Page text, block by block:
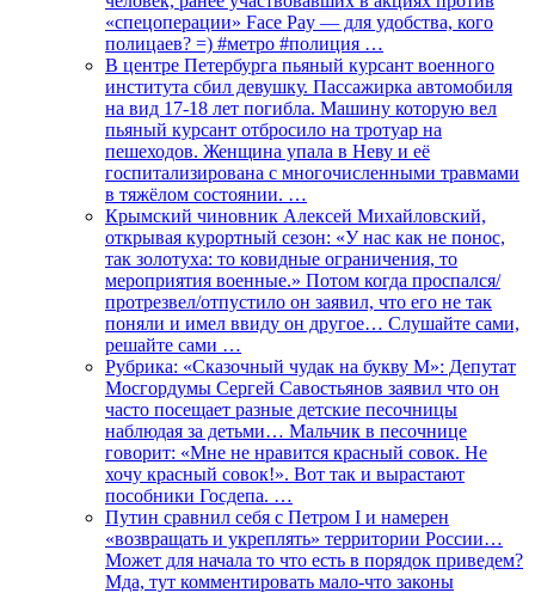
«спецоперации» Face Pay — для удобства, кого
полицаев? =) #метро #полиция …
В центре Петербурга пьяный курсант военного
института сбил девушку. Пассажирка автомобиля
на вид 17-18 лет погибла. Машину которую вел
пьяный курсант отбросило на тротуар на
пешеходов. Женщина упала в Неву и её
госпитализирована с многочисленными травмами
в тяжёлом состоянии. …
Крымский чиновник Алексей Михайловский,
открывая курортный сезон: «У нас как не понос,
так золотуха: то ковидные ограничения, то
мероприятия военные.» Потом когда проспался/
протрезвел/отпустило он заявил, что его не так
поняли и имел ввиду он другое… Слушайте сами,
решайте сами …
Рубрика: «Сказочный чудак на букву М»: Депутат
Мосгордумы Сергей Савостьянов заявил что он
часто посещает разные детские песочницы
наблюдая за детьми… Мальчик в песочнице
говорит: «Мне не нравится красный совок. Не
хочу красный совок!». Вот так и вырастают
пособники Госдепа. …
Путин сравнил себя с Петром I и намерен
«возвращать и укреплять» территории России…
Может для начала то что есть в порядок приведем?
Мда, тут комментировать мало-что законы